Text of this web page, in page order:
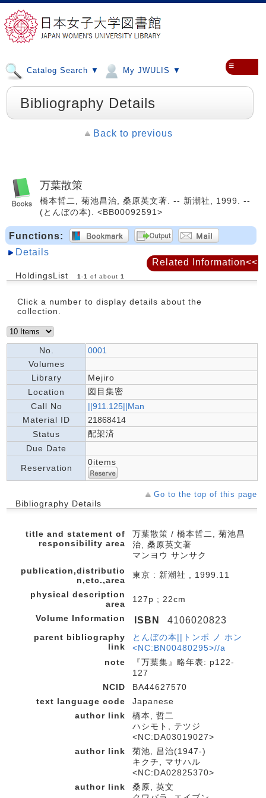
Catalog Search ▼ My JWULIS ▼ ≡
Bibliography Details
Back to previous
万葉散策
橋本哲二, 菊池昌治, 桑原英文著. -- 新潮社, 1999. --
(とんぼの本). <BB00092591>
Functions:
Details
HoldingsList 1 -1 of about 1
Click a number to display details about the
collection.
No.
0001
Volumes
Library
Mejiro
Location
図目集密
Call No
||911.125||Man
Material ID
21868414
Status
配架済
Due Date
Reservation
0items
Go to the top of this page
Bibliography Details
title and statement of
responsibility area
万葉散策 / 橋本哲二, 菊池昌
治, 桑原英文著
マンヨウ サンサク
publication,distributio
n,etc.,area
東京 : 新潮社 , 1999.11
physical description
area
127p ; 22cm
Volume Information
ISBN 4106020823
parent bibliography
link
とんぼの本||トンボ ノ ホン
<NC:BN00480295>//a
note
『万葉集』略年表: p122-
127
NCID
BA44627570
text language code
Japanese
author link
橋本, 哲二
ハシモト, テツジ
<NC:DA03019027>
author link
菊池, 昌治(1947-)
キクチ, マサハル
<NC:DA02825370>
author link
桑原, 英文
Related Information<<